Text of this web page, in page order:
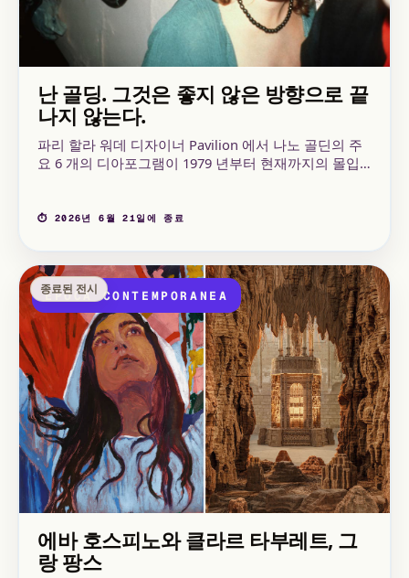
난 골딩. 그것은 좋지 않은 방향으로 끝
나지 않는다.
파리 할라 워데 디자이너 Pavilion 에서 나노 골딘의 주
요 6 개의 디아포그램이 1979 년부터 현재까지의 몰입
⏱ 2026년 6월 21일에 종료
종료된 전시
EPOCA CONTEMPORANEA
에바 호스피노와 클라르 타부레트, 그
랑 팡스